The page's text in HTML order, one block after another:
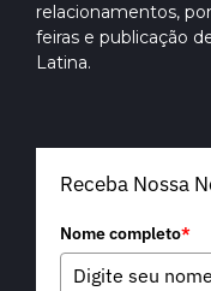
relacionamentos,
feiras e publicação
Latina.
Receba Nossa
Nome completo*